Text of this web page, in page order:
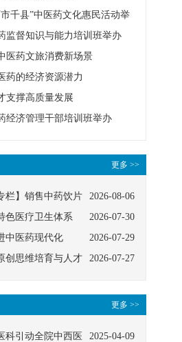
千县”中医药文化惠民活动举
监督知识与能力培训班举办
医药文旅消费新场景
药的经济资源潜力
支撑高质量发展
经济管理干部培训班举办
更多 >>
2026-08-06
栏】销售中药饮片
及注意事项
2026-07-30
色医疗卫生体系
2026-07-29
中医药现代化
2026-07-27
创思维培育与人才
更多 >>
2025-04-09
科引动全院中西医